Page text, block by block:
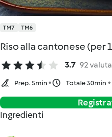
TM7 TM6
Riso alla cantonese (per
3.7 92
Prep. 5min Totale 30min
Ingredienti